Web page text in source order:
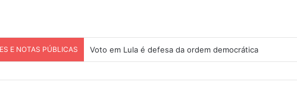
E NOTAS PÚBLICAS Voto em Lula é defesa da ordem democrática